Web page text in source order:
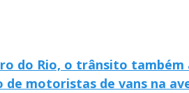
do Rio, o trânsito
de motoristas de vans na